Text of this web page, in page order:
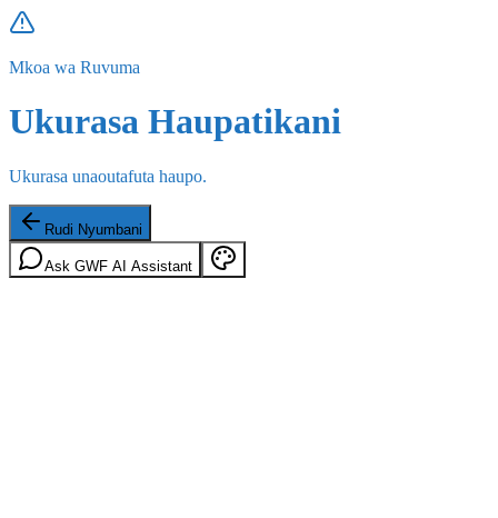
Mkoa wa Ruvuma
Ukurasa Haupatikani
Ukurasa unaoutafuta haupo.
Rudi Nyumbani
Ask GWF AI Assistant